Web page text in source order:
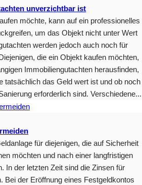
unverzichtbar ist
möchte, kann auf ein professionelles
um das Objekt nicht unter Wert
werden jedoch auch noch für
die ein Objekt kaufen möchten,
Immobiliengutachten herausfinden,
tatsächlich das Geld wert ist und ob noch
erforderlich sind. Verschiedene...
für diejenigen, die auf Sicherheit
möchten und nach einer langfristigen
In der letzten Zeit sind die Zinsen für
Bei der Eröffnung eines Festgeldkontos